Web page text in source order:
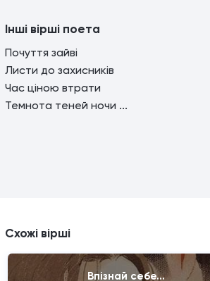
Інші вірші поета
Почуття зайві
Листи до захисників
Час ціною втрати
Темнота теней ночи ...
Схожі вірші
Впізнай себе...